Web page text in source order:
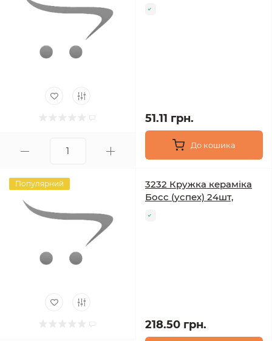
51.11 грн.
До кошика
Популярний
3232 Кружка кераміка
Босс (успех) 24шт,
218.50 грн.